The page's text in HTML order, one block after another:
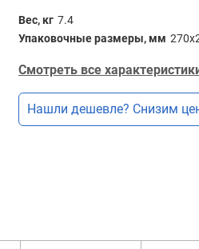
Вес, кг 7.4
Упаковочные размеры, мм
Смотреть все
Нашли дешевле? Снизим